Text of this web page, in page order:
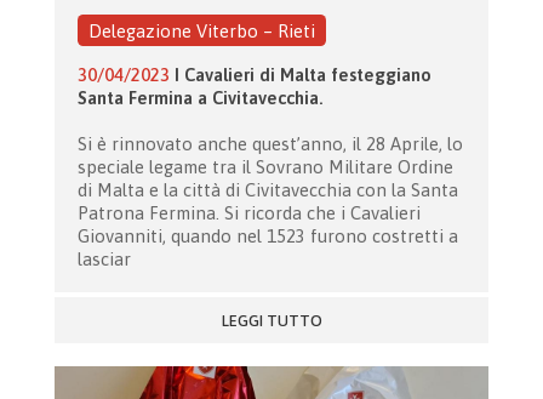
Delegazione Viterbo – Rieti
30/04/2023 I Cavalieri di Malta festeggiano
Santa Fermina a Civitavecchia.
Si è rinnovato anche quest’anno, il 28 Aprile, lo
speciale legame tra il Sovrano Militare Ordine
di Malta e la città di Civitavecchia con la Santa
Patrona Fermina. Si ricorda che i Cavalieri
Giovanniti, quando nel 1523 furono costretti a
lasciar
LEGGI TUTTO